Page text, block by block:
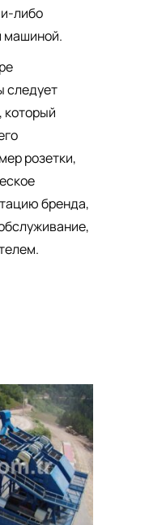
либо
машиной.
следует
который
розетки,
бренда,